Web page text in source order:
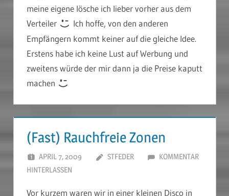
meine eigene lösche ich lieber vorher aus dem
Verteiler
Ich hoffe, von den anderen
Empfängern kommt keiner auf die gleiche Idee.
Erstens habe ich keine Lust auf Werbung und
zweitens würde der mir dann ja die Preise kaputt
machen
(Fast) Rauchfreie Zonen
APRIL 7, 2009 STFEDER
KOMMENTAR
HINTERLASSEN
Vor kurzem waren wir in einer kleinen Disco in